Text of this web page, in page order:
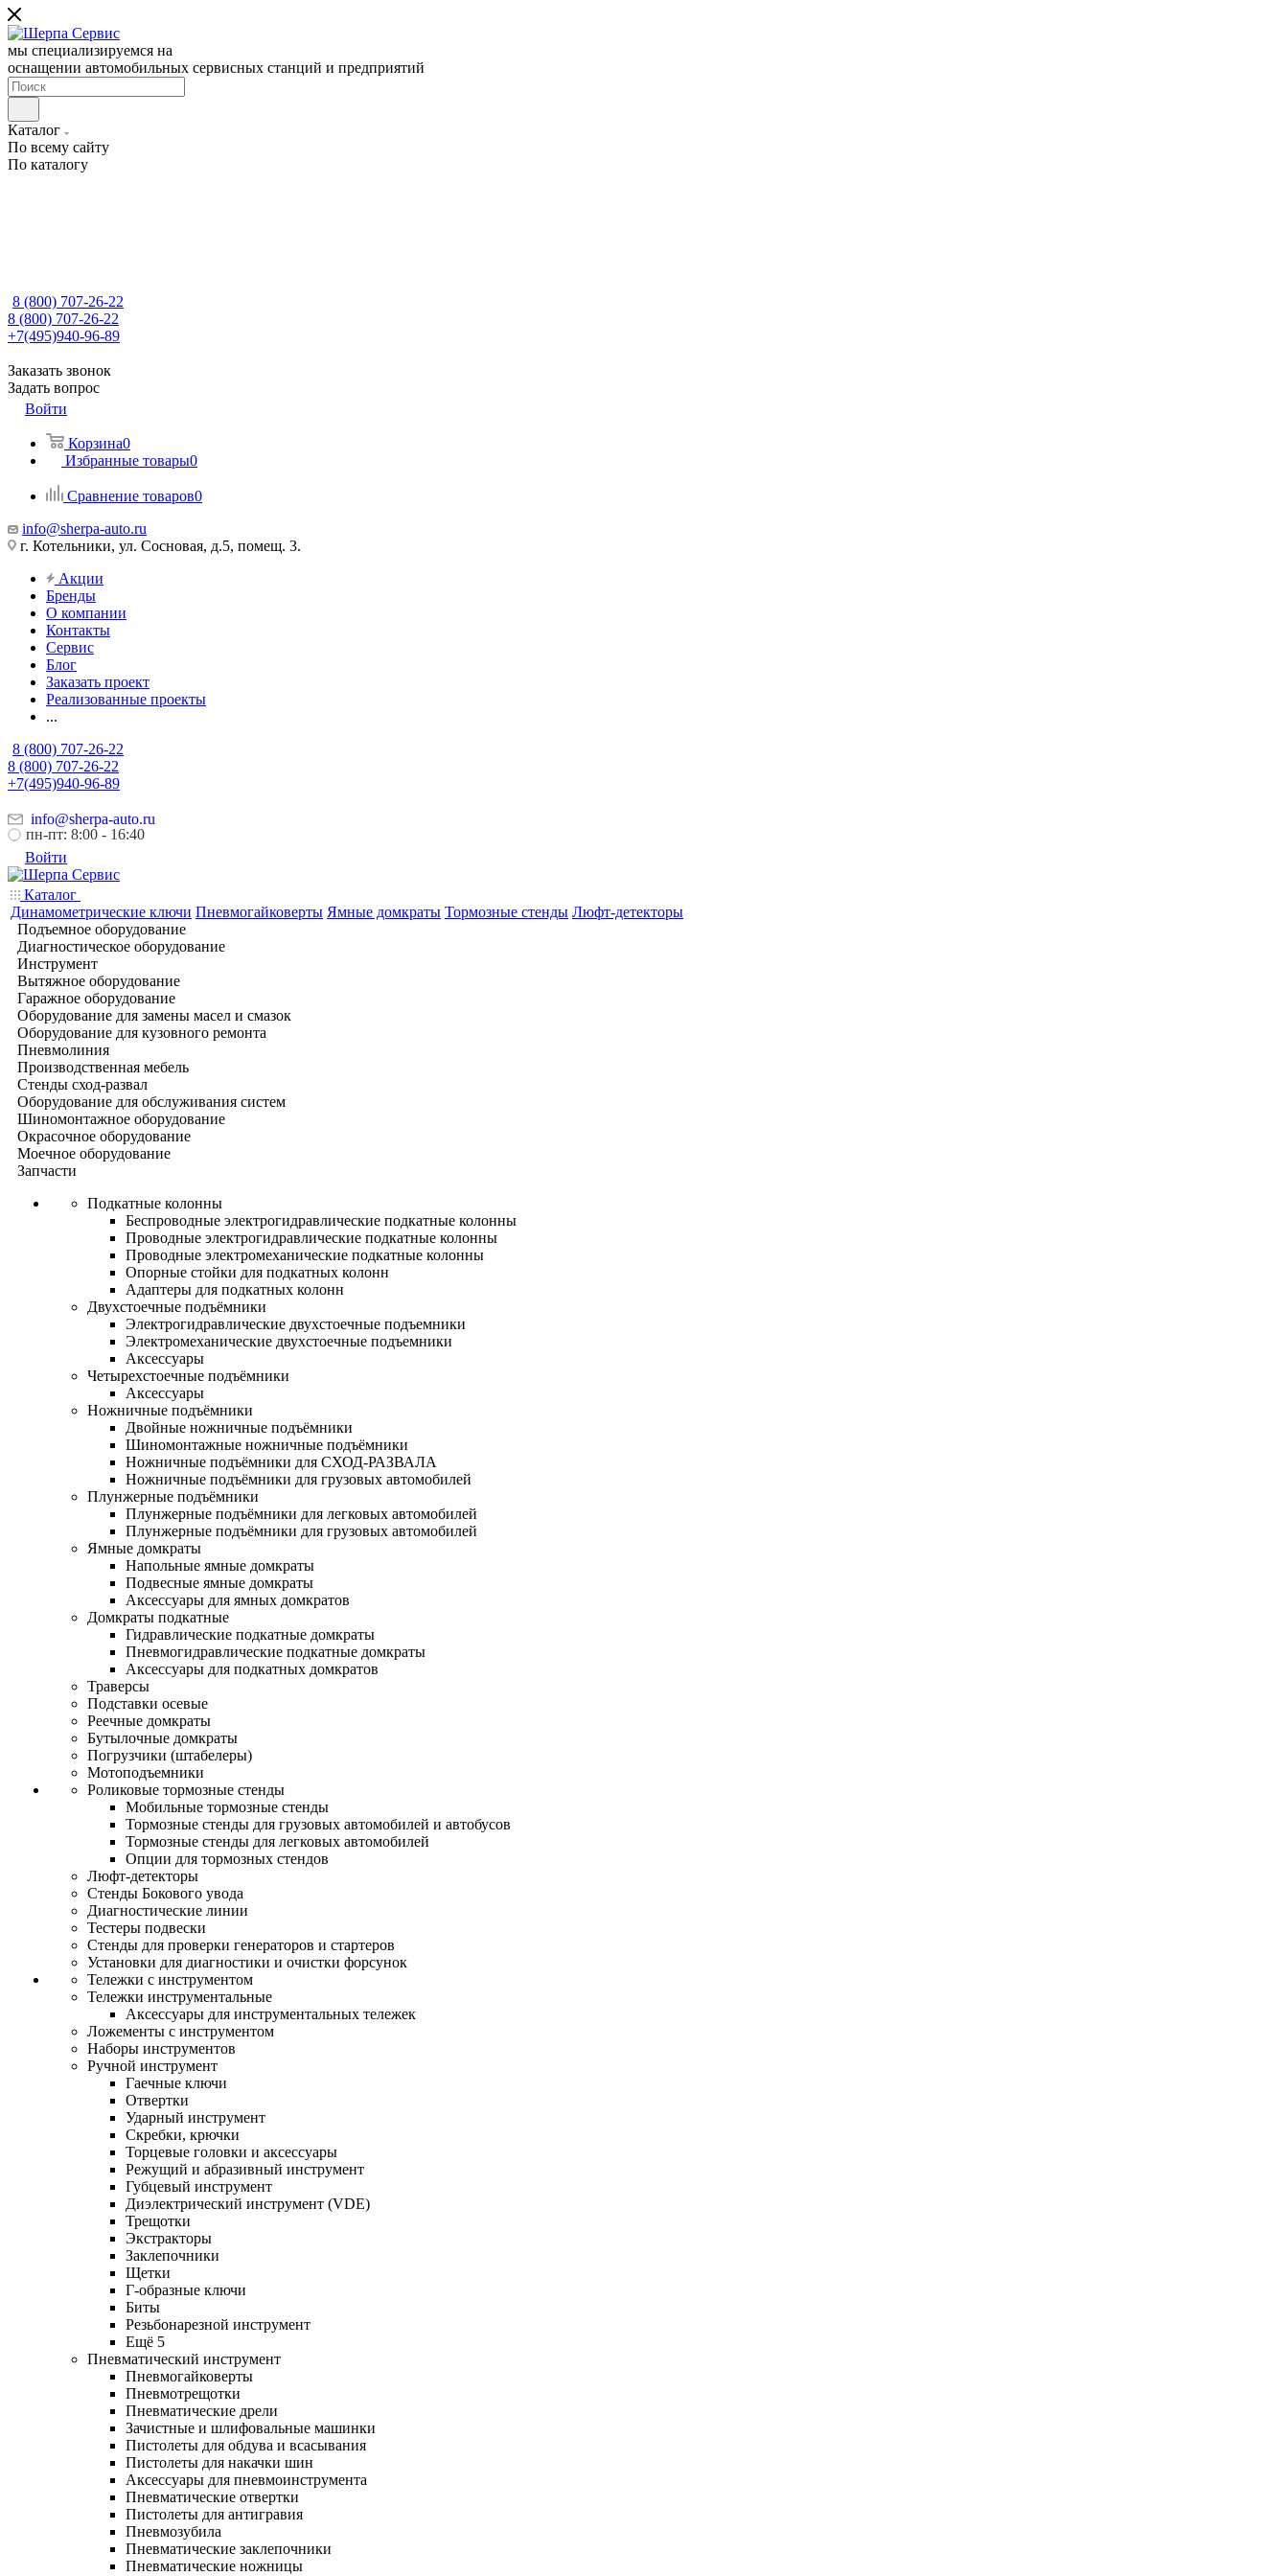
мы специализируемся на
оснащении автомобильных сервисных станций и предприятий
Каталог
По всему сайту
По каталогу
8 (800) 707-26-22
8 (800) 707-26-22
+7(495)940-96-89
Заказать звонок
Задать вопрос
Войти
Корзина0
Избранные товары0
Сравнение товаров0
info@sherpa-auto.ru
г. Котельники, ул. Сосновая, д.5, помещ. 3.
Акции
Бренды
О компании
Контакты
Сервис
Блог
Заказать проект
Реализованные проекты
...
8 (800) 707-26-22
8 (800) 707-26-22
+7(495)940-96-89
info@sherpa-auto.ru
пн-пт: 8:00 - 16:40
Войти
Каталог
Динамометрические ключи Пневмогайковерты Ямные домкраты Тормозные стенды Люфт-детекторы
Подъемное оборудование
Диагностическое оборудование
Инструмент
Вытяжное оборудование
Гаражное оборудование
Оборудование для замены масел и смазок
Оборудование для кузовного ремонта
Пневмолиния
Производственная мебель
Стенды сход-развал
Оборудование для обслуживания систем
Шиномонтажное оборудование
Окрасочное оборудование
Моечное оборудование
Запчасти
Подкатные колонны
Беспроводные электрогидравлические подкатные колонны
Проводные электрогидравлические подкатные колонны
Проводные электромеханические подкатные колонны
Опорные стойки для подкатных колонн
Адаптеры для подкатных колонн
Двухстоечные подъёмники
Электрогидравлические двухстоечные подъемники
Электромеханические двухстоечные подъемники
Аксессуары
Четырехстоечные подъёмники
Аксессуары
Ножничные подъёмники
Двойные ножничные подъёмники
Шиномонтажные ножничные подъёмники
Ножничные подъёмники для СХОД-РАЗВАЛА
Ножничные подъёмники для грузовых автомобилей
Плунжерные подъёмники
Плунжерные подъёмники для легковых автомобилей
Плунжерные подъёмники для грузовых автомобилей
Ямные домкраты
Напольные ямные домкраты
Подвесные ямные домкраты
Аксессуары для ямных домкратов
Домкраты подкатные
Гидравлические подкатные домкраты
Пневмогидравлические подкатные домкраты
Аксессуары для подкатных домкратов
Траверсы
Подставки осевые
Реечные домкраты
Бутылочные домкраты
Погрузчики (штабелеры)
Мотоподъемники
Роликовые тормозные стенды
Мобильные тормозные стенды
Тормозные стенды для грузовых автомобилей и автобусов
Тормозные стенды для легковых автомобилей
Опции для тормозных стендов
Люфт-детекторы
Стенды Бокового увода
Диагностические линии
Тестеры подвески
Стенды для проверки генераторов и стартеров
Установки для диагностики и очистки форсунок
Тележки с инструментом
Тележки инструментальные
Аксессуары для инструментальных тележек
Ложементы с инструментом
Наборы инструментов
Ручной инструмент
Гаечные ключи
Отвертки
Ударный инструмент
Скребки, крючки
Торцевые головки и аксессуары
Режущий и абразивный инструмент
Губцевый инструмент
Диэлектрический инструмент (VDE)
Трещотки
Экстракторы
Заклепочники
Щетки
Г-образные ключи
Биты
Резьбонарезной инструмент
Ещё 5
Пневматический инструмент
Пневмогайковерты
Пневмотрещотки
Пневматические дрели
Зачистные и шлифовальные машинки
Пистолеты для обдува и всасывания
Пистолеты для накачки шин
Аксессуары для пневмоинструмента
Пневматические отвертки
Пистолеты для антигравия
Пневмозубила
Пневматические заклепочники
Пневматические ножницы